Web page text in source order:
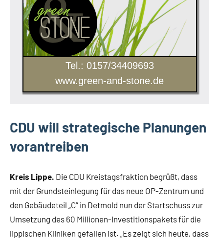
Tel.: 0157/34409693
www.green-and-stone.de
CDU will strategische Planungen
vorantreiben
Kreis Lippe. Die CDU Kreistagsfraktion begrüßt, dass
mit der Grundsteinlegung für das neue OP-Zentrum und
den Gebäudeteil „C“ in Detmold nun der Startschuss zur
Umsetzung des 60 Millionen-Investitionspakets für die
lippischen Kliniken gefallen ist. „Es zeigt sich heute, dass